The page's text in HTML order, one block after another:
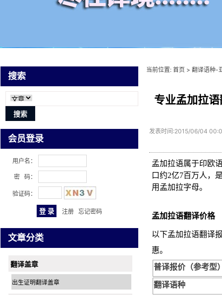
搜索
会员登录
用户名：
密 码：
验证码：
注册 忘记密码
文章分类
翻译盖章
出生证明翻译盖章
当前位置: 首页 > 翻译语种-
专业孟加拉
发表时间:2015/06/04
孟加拉语属于印欧
口约2亿7百万人，
用孟加拉字母。
孟加拉语翻译价格
以下孟加拉语翻译
惠。
普译报价（参考型
翻译语种